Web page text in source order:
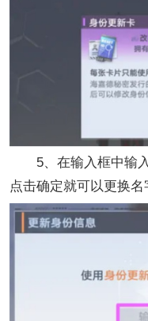
5、在输入框中输入
点击确定就可以更换名